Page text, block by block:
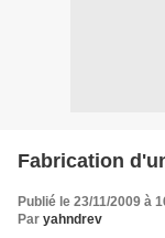
Fabrication
Publié le 23/11/2009 à
Par yahndrev